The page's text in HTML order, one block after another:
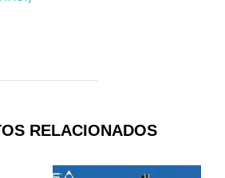
RELACIONADOS